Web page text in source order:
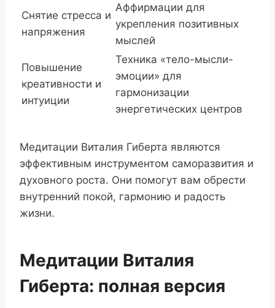
Снятие стресса и
напряжения
Аффирмации для
укрепления позитивных
мыслей
Повышение
креативности и
интуиции
Техника «тело-мысли-
эмоции» для
гармонизации
энергетических центров
Медитации Виталия Гиберта являются
эффективным инструментом саморазвития и
духовного роста. Они помогут вам обрести
внутренний покой, гармонию и радость
жизни.
Медитации Виталия
Гиберта: полная версия